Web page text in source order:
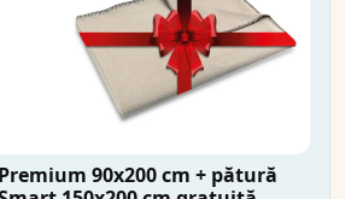
90x200 cm + pătură